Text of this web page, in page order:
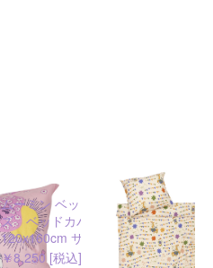
ムーミン ベッドルーム キッ
ズ ベッドカバーセット
120x160cm サーカス
￥8,250 [税込]